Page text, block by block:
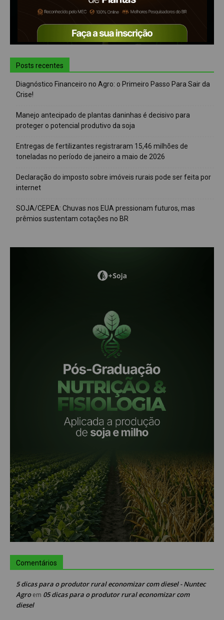
Posts recentes
Diagnóstico Financeiro no Agro: o Primeiro Passo Para Sair da
Crise!
Manejo antecipado de plantas daninhas é decisivo para
proteger o potencial produtivo da soja
Entregas de fertilizantes registraram 15,46 milhões de
toneladas no período de janeiro a maio de 2026
Declaração do imposto sobre imóveis rurais pode ser feita por
internet
SOJA/CEPEA: Chuvas nos EUA pressionam futuros, mas
prêmios sustentam cotações no BR
Comentários
5 dicas para o produtor rural economizar com diesel - Nuntec
Agroem 05 dicas para o produtor rural economizar com
diesel